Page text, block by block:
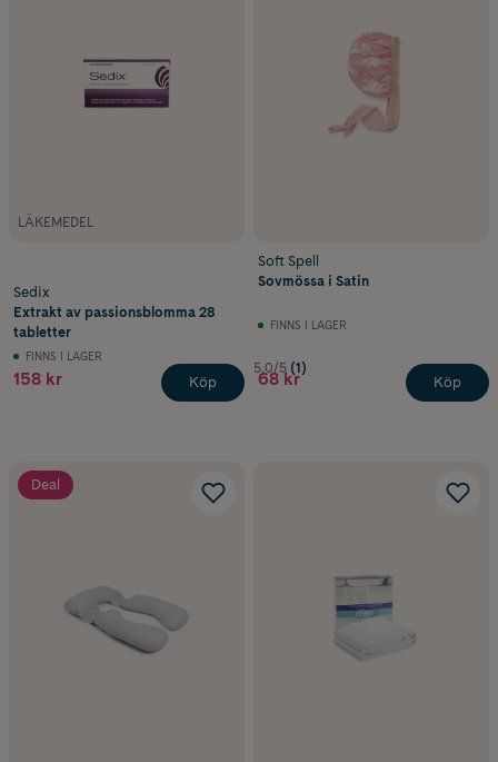
LÄKEMEDEL
Sedix
Extrakt av passionsblomma 28
tabletter
FINNS I LAGER
158 kr Köp
Soft Spell
Sovmössa i Satin
FINNS I LAGER
5.0/5 (1)
68 kr Köp
Deal